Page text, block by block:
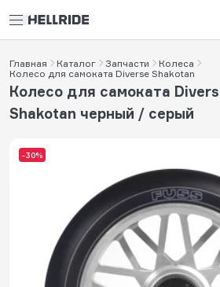
Главная Каталог Запчасти
Колеса
Колесо для самоката Diverse Shakotan
-30%
Колесо для самоката
Shakotan черный / серый